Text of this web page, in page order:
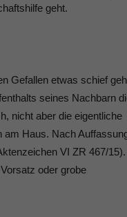
geht.
Gefallen etwas schief
seines Nachbarn
nicht aber die eigentliche
am Haus. Nach
VI ZR 467/15).
oder grobe